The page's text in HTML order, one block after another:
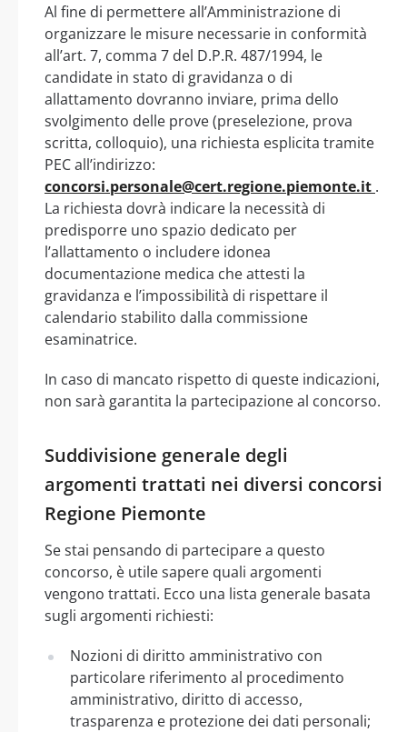
Al fine di permettere all’Amministrazione di
organizzare le misure necessarie in conformità
all’art. 7, comma 7 del D.P.R. 487/1994, le
candidate in stato di gravidanza o di
allattamento dovranno inviare, prima dello
svolgimento delle prove (preselezione, prova
scritta, colloquio), una richiesta esplicita tramite
PEC all’indirizzo:
concorsi.personale@cert.regione.piemonte.it .
La richiesta dovrà indicare la necessità di
predisporre uno spazio dedicato per
l’allattamento o includere idonea
documentazione medica che attesti la
gravidanza e l’impossibilità di rispettare il
calendario stabilito dalla commissione
esaminatrice.
In caso di mancato rispetto di queste indicazioni,
non sarà garantita la partecipazione al concorso.
Suddivisione generale degli
argomenti trattati nei diversi concorsi
Regione Piemonte
Se stai pensando di partecipare a questo
concorso, è utile sapere quali argomenti
vengono trattati. Ecco una lista generale basata
sugli argomenti richiesti:
Nozioni di diritto amministrativo con
particolare riferimento al procedimento
amministrativo, diritto di accesso,
trasparenza e protezione dei dati personali;